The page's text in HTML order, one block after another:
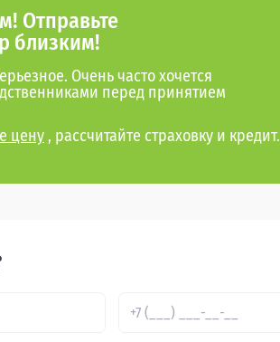
Отправьте
близким!
Очень часто хочется
перед принятием
цену , рассчитайте страховку и кредит.